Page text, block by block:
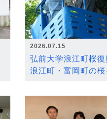
2026.07.15
弘前大学浪江町桜
浪江町・富岡町の桜